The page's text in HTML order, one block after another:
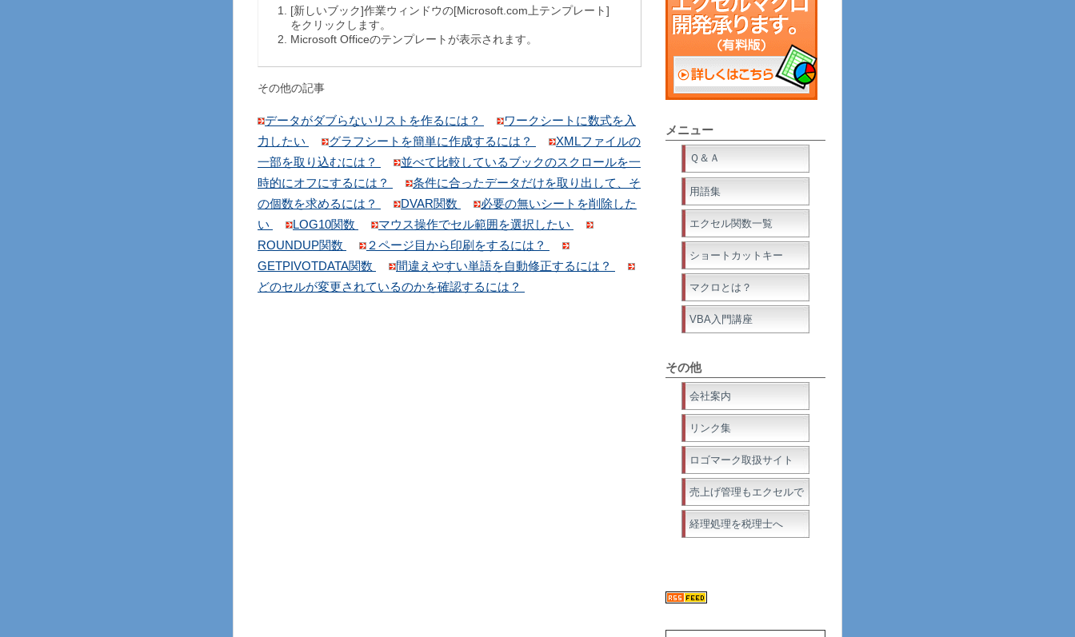
[新しいブック]作業ウィンドウの[Microsoft.com上テンプレート]
をクリックします。
Microsoft Officeのテンプレートが表示されます。
その他の記事
データがダブらないリストを作るには？
ワークシートに数式を入
力したい
グラフシートを簡単に作成するには？
XMLファイルの
一部を取り込むには？
並べて比較しているブックのスクロールを一
時的にオフにするには？
条件に合ったデータだけを取り出して、そ
の個数を求めるには？
DVAR関数
必要の無いシートを削除した
い
LOG10関数
マウス操作でセル範囲を選択したい
ROUNDUP関数
２ページ目から印刷をするには？
GETPIVOTDATA関数
間違えやすい単語を自動修正するには？
どのセルが変更されているのかを確認するには？
メニュー
Ｑ＆Ａ
用語集
エクセル関数一覧
ショートカットキー
マクロとは？
VBA入門講座
その他
会社案内
リンク集
ロゴマーク取扱サイト
売上げ管理もエクセルで
経理処理を税理士へ